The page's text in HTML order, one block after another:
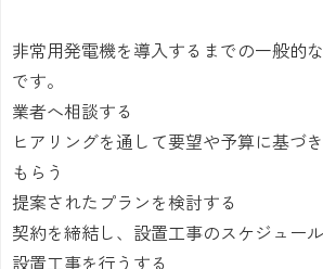
非常用発電機を導入するまでの一般的
です。
業者へ相談する
ヒアリングを通して要望や予算に基づ
もらう
提案されたプランを検討する
契約を締結し、設置工事のスケジュー
設置工事を行うする